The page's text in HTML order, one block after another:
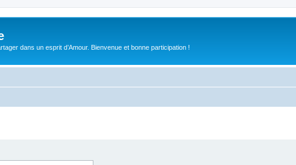
dans un esprit d’Amour. Bienvenue et bonne participation !